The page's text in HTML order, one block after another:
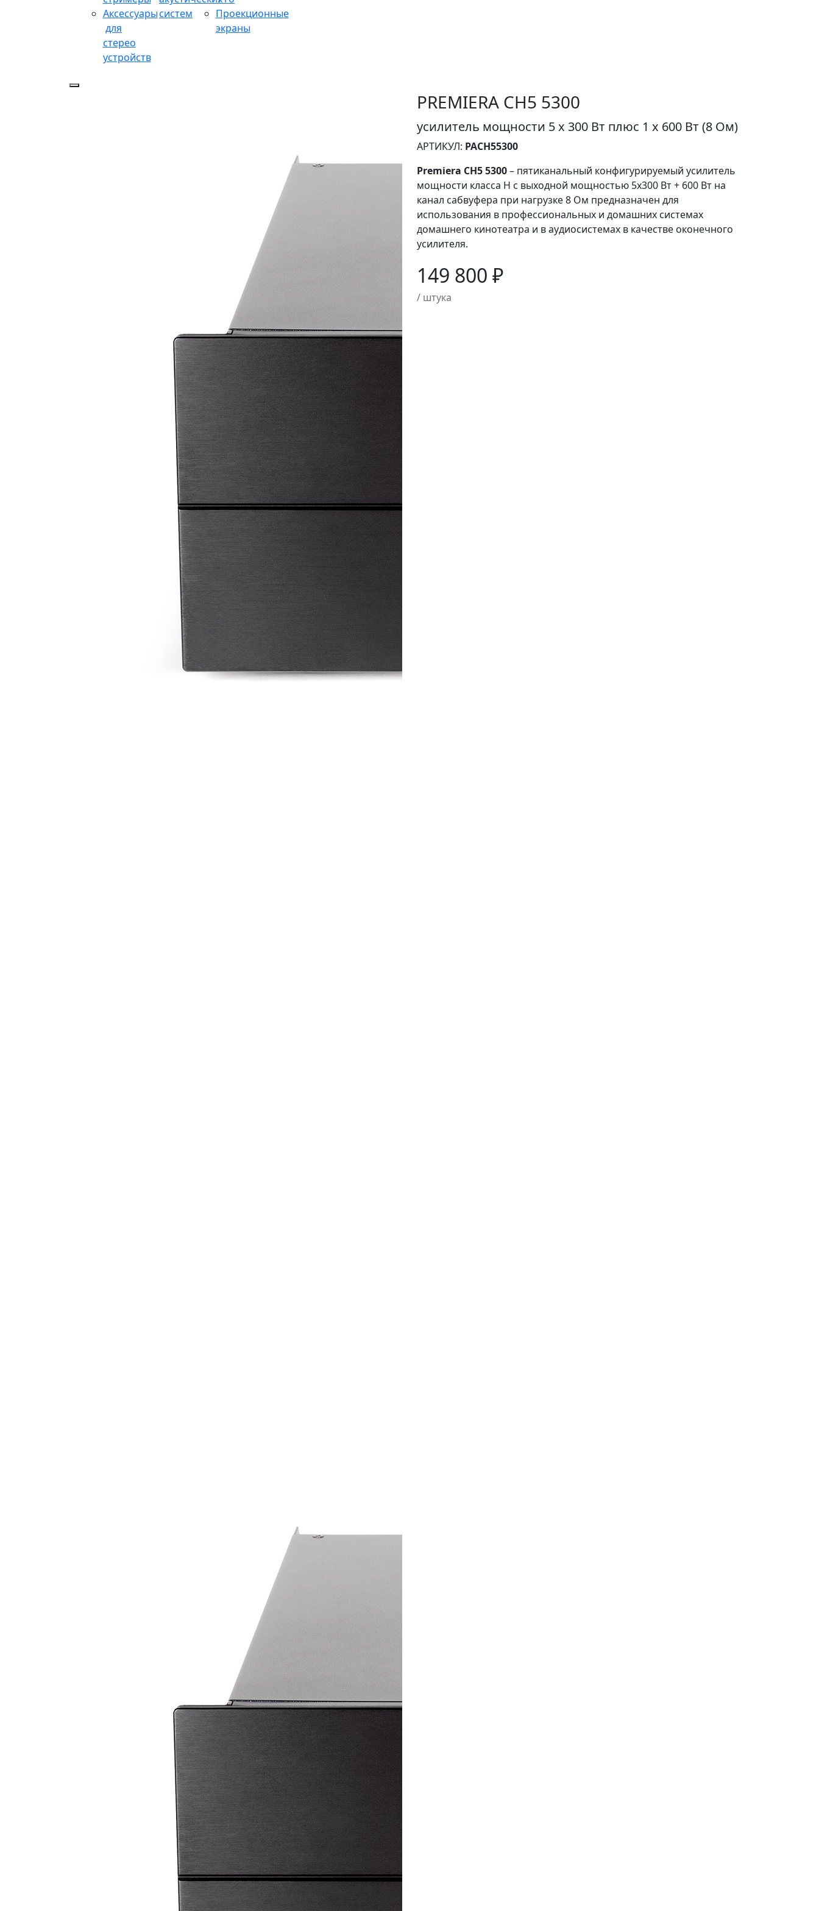
Аксессуары
для
стерео
устройств
систем
Проекционные
экраны
PREMIERA CH5 5300
усилитель мощности 5 x 300 Вт плюс 1 х 600 Вт (8 Ом)
АРТИКУЛ: PACH55300
Premiera CH5 5300– пятиканальный конфигурируемый усилитель
мощности класса H с выходной мощностью 5х300 Вт + 600 Вт на
канал сабвуфера при нагрузке 8 Ом предназначен для
использования в профессиональных и домашних системах
домашнего кинотеатра и в аудиосистемах в качестве оконечного
усилителя.
149 800 ₽
/ штука